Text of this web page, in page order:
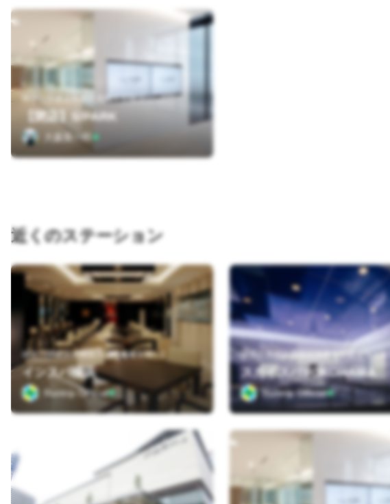
神奈川県横浜市西区高島１丁目２
【閉店】S/PARK
大森英一郎
近くのステーション
神奈川県横浜市神奈川区山内町１５−２
インスパ横浜
Runtrip Official
神奈川県横浜市西区高島２丁目１９－１
スカイスパYOKOHAMA
Runtrip Official